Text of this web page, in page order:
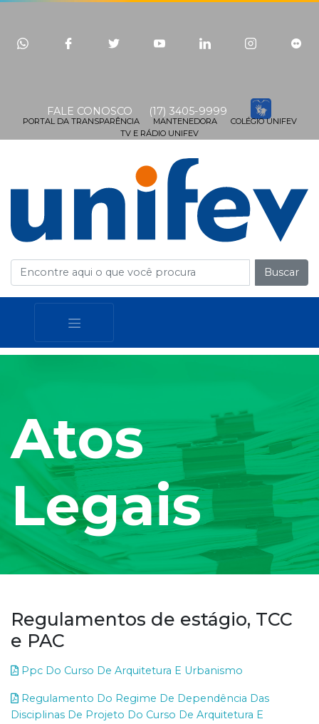
FALE CONOSCO (17) 3405-9999
PORTAL DA TRANSPARÊNCIA MANTENEDORA
COLÉGIO UNIFEV
TV E RÁDIO UNIFEV
Buscar
Atos
Legais
Regulamentos de estágio, TCC
e PAC
Ppc Do Curso De Arquitetura E Urbanismo
Regulamento Do Regime De Dependência Das
Disciplinas De Projeto Do Curso De Arquitetura E